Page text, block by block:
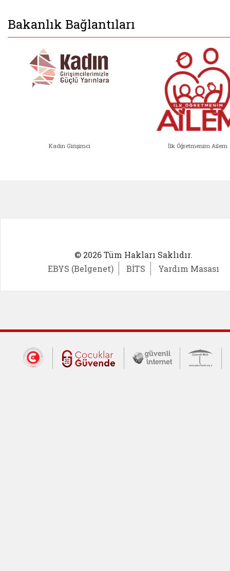
Bakanlık Bağlantıları
Kadın Girişimci İlk Öğretmenim Ailem
© 2026 Tüm Hakları Saklıdır.
EBYS (Belgenet)
BİTS Yardım Masası
Dış Bağlantılar
Cumhurbaşkanlığı İletişim Merkezi
Çocuklar Güvende (yeni
Güvenli